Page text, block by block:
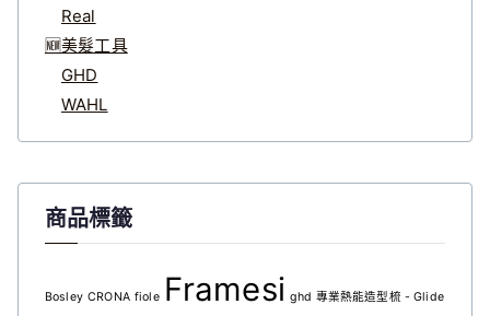
Real
🆕美髮工具
GHD
WAHL
商品標籤
Bosley CRONA fiole Framesi ghd 專業熱能造型梳 - Glide